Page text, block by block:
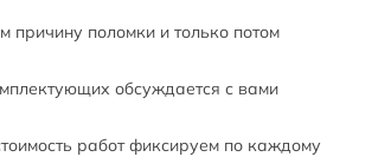
причину поломки и только потом
обсуждается с вами
работ фиксируем по каждому